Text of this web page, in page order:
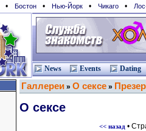
• Бостон • Нью-Йорк • Чикаго •
News Events Dating
Галлереи » О сексе »
О сексе
<< назад•